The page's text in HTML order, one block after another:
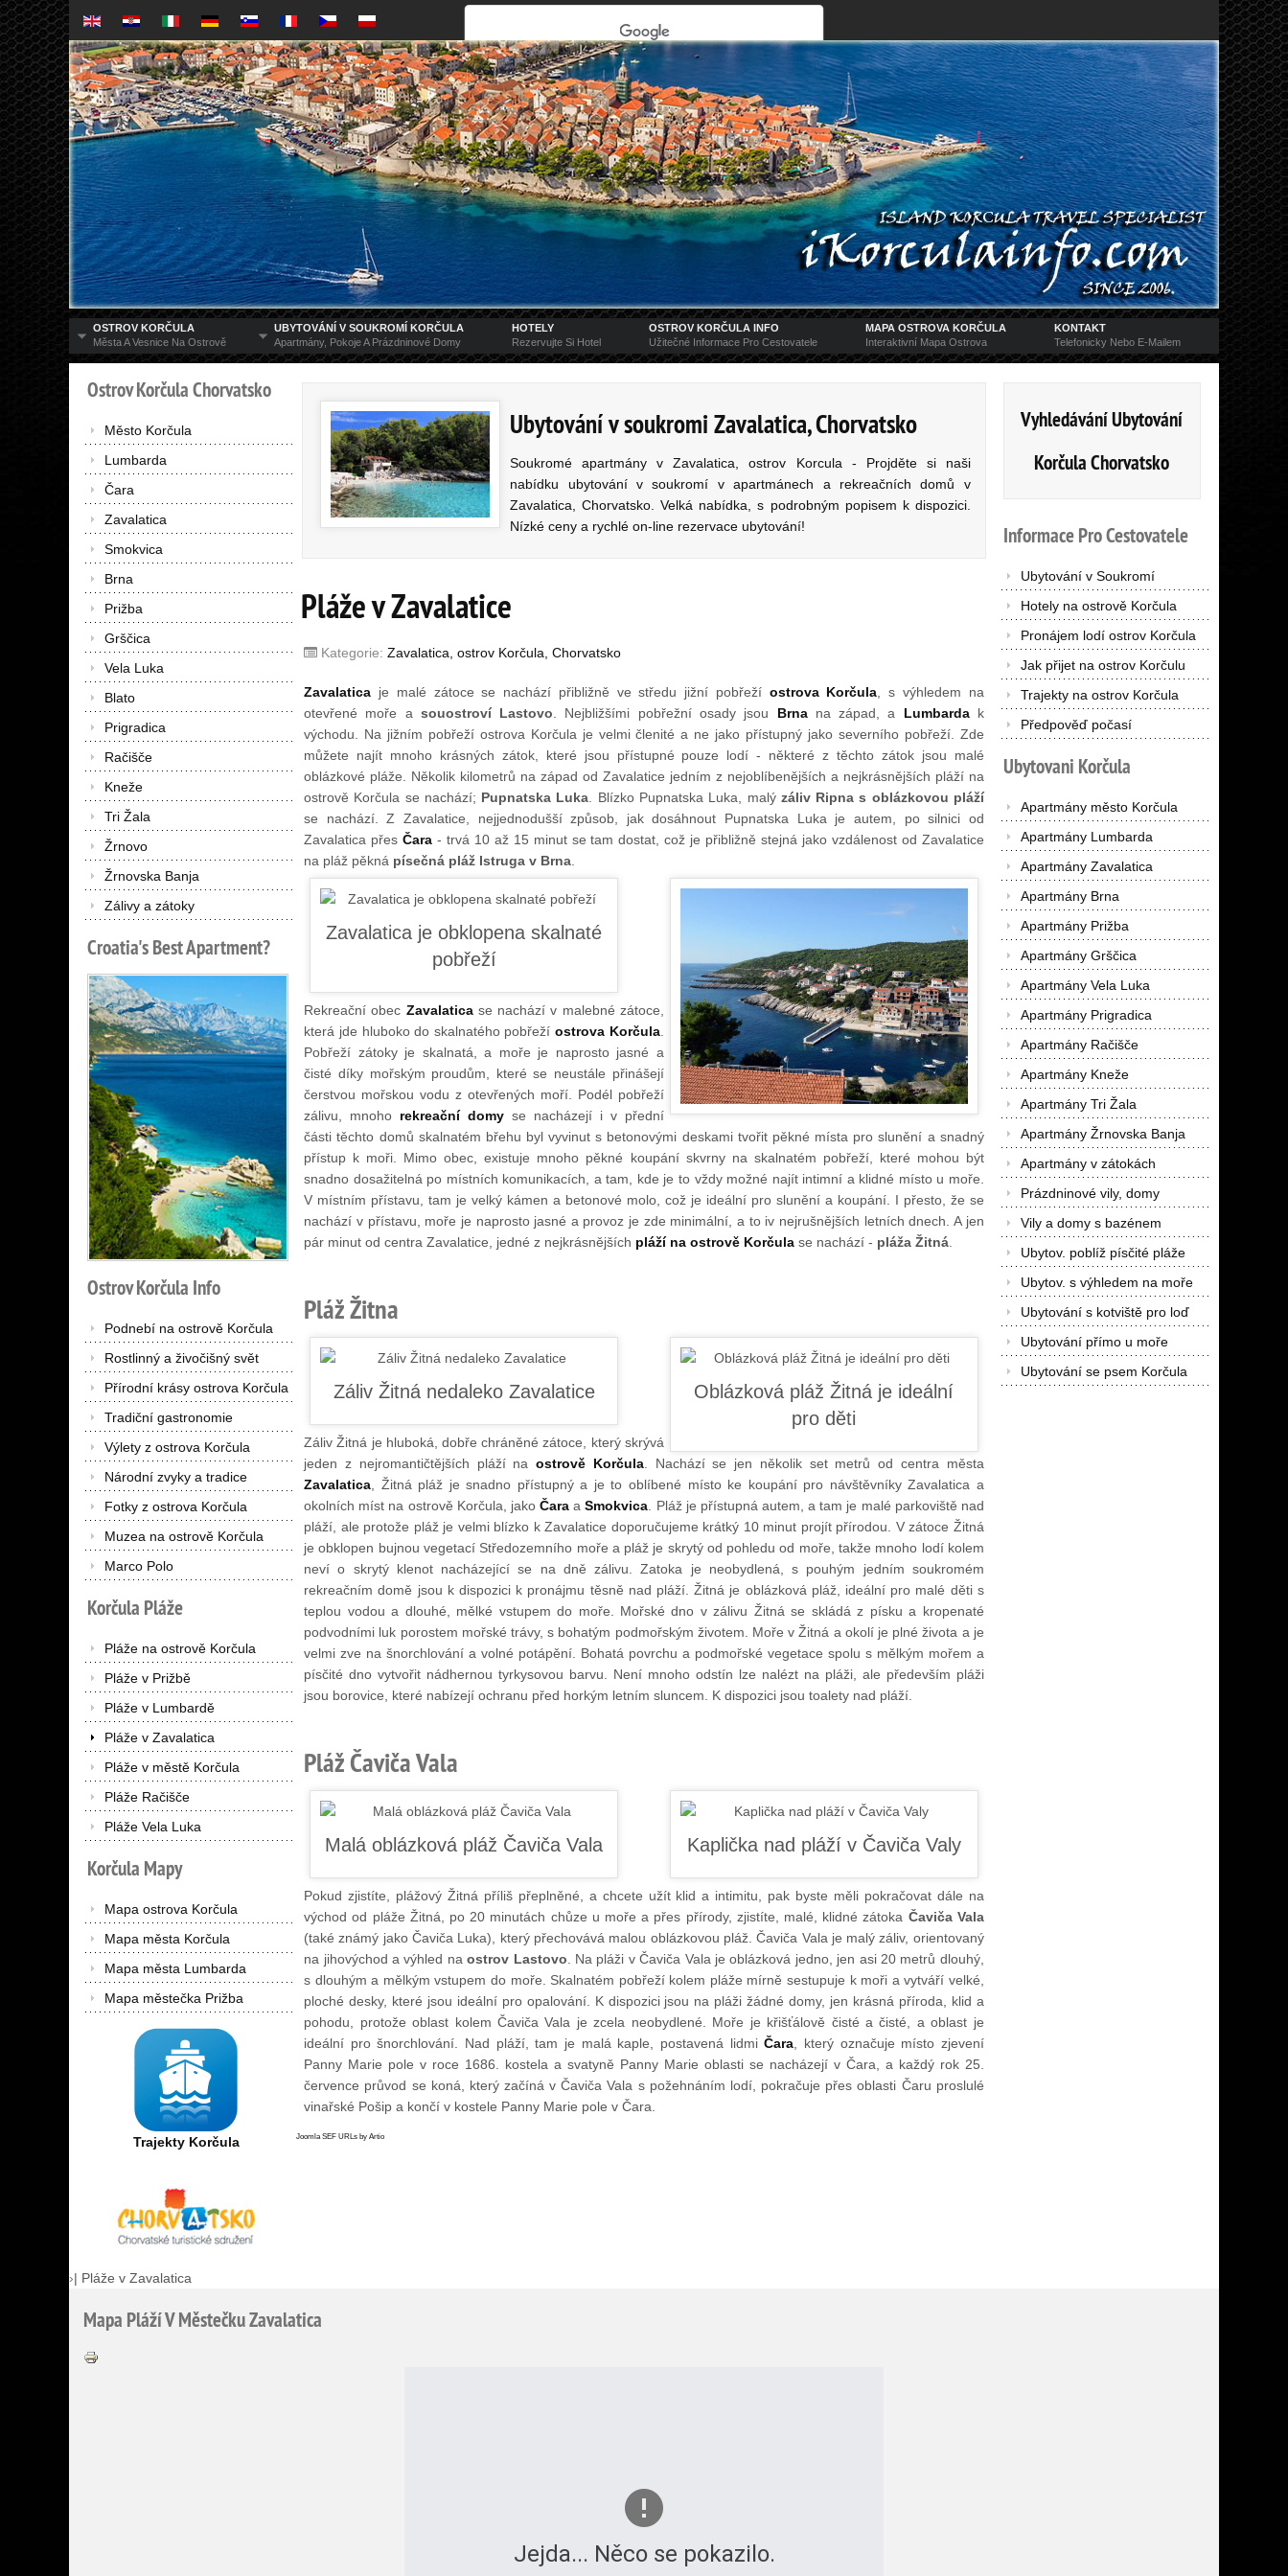
OSTROV KORČULA
Města A Vesnice Na Ostrově
UBYTOVÁNÍ V SOUKROMÍ KORČULA
Apartmány, Pokoje A Prázdninové Domy
HOTELY
Rezervujte Si Hotel
OSTROV KORČULA INFO
Užitečné Informace Pro Cestovatele
MAPA OSTROVA KORČULA
Interaktivní Mapa Ostrova
KONTAKT
Telefonicky Nebo E-Mailem
OstrovKorčulaChorvatsko
Město Korčula
Lumbarda
Čara
Zavalatica
Smokvica
Brna
Prižba
Grščica
Vela Luka
Blato
Prigradica
Račišče
Kneže
Tri Žala
Žrnovo
Žrnovska Banja
Zálivy a zátoky
Croatia'sBestApartment?
OstrovKorčula Info
Podnebí na ostrově Korčula
Rostlinný a živočišný svět
Přírodní krásy ostrova Korčula
Tradiční gastronomie
Výlety z ostrova Korčula
Národní zvyky a tradice
Fotky z ostrova Korčula
Muzea na ostrově Korčula
Marco Polo
Korčula Pláže
Pláže na ostrově Korčula
Pláže v Prižbě
Pláže v Lumbardě
Pláže v Zavalatica
Pláže v městě Korčula
Pláže Račišče
Pláže Vela Luka
Korčula Mapy
Mapa ostrova Korčula
Mapa města Korčula
Mapa města Lumbarda
Mapa městečka Prižba
Trajekty Korčula
Ubytování v soukromi Zavalatica, Chorvatsko
Soukromé apartmány v Zavalatica, ostrov Korcula - Projděte si naši
nabídku ubytování v soukromí v apartmánech a rekreačních domů v
Zavalatica, Chorvatsko. Velká nabídka, s podrobným popisem k dispozici.
Nízké ceny a rychlé on-line rezervace ubytování!
Pláže v Zavalatice
Kategorie:Zavalatica, ostrov Korčula, Chorvatsko
Zavalatica je malé zátoce se nachází přibližně ve středu jižní pobřeží ostrova Korčula , s výhledem na
otevřené moře a souostroví Lastovo . Nejbližšími pobřežní osady jsou Brnana západ, a Lumbardak
východu. Na jižním pobřeží ostrova Korčula je velmi členité a ne jako přístupný jako severního pobřeží. Zde
můžete najít mnoho krásných zátok, které jsou přístupné pouze lodí - některé z těchto zátok jsou malé
oblázkové pláže. Několik kilometrů na západ od Zavalatice jedním z nejoblíbenějších a nejkrásnějších pláží na
ostrově Korčula se nachází; Pupnatska Luka . Blízko Pupnatska Luka, malý záliv Ripna s oblázkovou pláží
se nachází. Z Zavalatice, nejjednodušší způsob, jak dosáhnout Pupnatska Luka je autem, po silnici od
Zavalatica přesČara - trvá 10 až 15 minut se tam dostat, což je přibližně stejná jako vzdálenost od Zavalatice
na pláž pěkná písečná pláž Istruga v Brna
Rekreační obec Zavalaticase nachází v malebné zátoce,
která jde hluboko do skalnatého pobřežíostrova Korčula.
Pobřeží zátoky je skalnatá, a moře je naprosto jasné a
čisté díky mořským proudům, které se neustále přinášejí
čerstvou mořskou vodu z otevřených moří. Podél pobřeží
zálivu, mnoho rekreační domy se nacházejí i v přední
části těchto domů skalnatém břehu byl vyvinut s betonovými deskami tvořit pěkné místa pro slunění a snadný
přístup k moři. Mimo obec, existuje mnoho pěkné koupání skvrny na skalnatém pobřeží, které mohou být
snadno dosažitelná po místních komunikacích, a tam, kde je to vždy možné najít intimní a klidné místo u moře.
V místním přístavu, tam je velký kámen a betonové molo, což je ideální pro slunění a koupání. I přesto, že se
nachází v přístavu, moře je naprosto jasné a provoz je zde minimální, a to iv nejrušnějších letních dnech. A jen
pár minut od centra Zavalatice, jedné z nejkrásnějších pláží na ostrově Korčula se nachází - pláža Žitná
Pláž Žitna
Záliv Žitná je hluboká, dobře chráněné zátoce, který skrývá
jeden z nejromantičtějších pláží naostrově Korčula. Nachází se jen několik set metrů od centra města
Zavalatica , Žitná pláž je snadno přístupný a je to oblíbené místo ke koupání pro návštěvníky Zavalatica a
okolních míst na ostrově Korčula, jakoČara aSmokvica . Pláž je přístupná autem, a tam je malé parkoviště nad
pláží, ale protože pláž je velmi blízko k Zavalatice doporučujeme krátký 10 minut projít přírodou. V zátoce Žitná
je obklopen bujnou vegetací Středozemního moře a pláž je skrytý od pohledu od moře, takže mnoho lodí kolem
neví o skrytý klenot nacházející se na dně zálivu. Zatoka je neobydlená, s pouhým jedním soukromém
rekreačním domě jsou k dispozici k pronájmu těsně nad pláží. Žitná je oblázková pláž, ideální pro malé děti s
teplou vodou a dlouhé, mělké vstupem do moře. Mořské dno v zálivu Žitná se skládá z písku a kropenaté
podvodními luk porostem mořské trávy, s bohatým podmořským životem. Moře v Žitná a okolí je plné života a je
velmi zve na šnorchlování a volné potápění. Bohatá povrchu a podmořské vegetace spolu s mělkým mořem a
písčité dno vytvořit nádhernou tyrkysovou barvu. Není mnoho odstín lze nalézt na pláži, ale především pláži
jsou borovice, které nabízejí ochranu před horkým letním sluncem. K dispozici jsou toalety nad pláží.
Pláž Čaviča Vala
Pokud zjistíte, plážový Žitná příliš přeplněné, a chcete užít klid a intimitu, pak byste měli pokračovat dále na
východ od pláže Žitná, po 20 minutách chůze u moře a přes přírody, zjistíte, malé, klidné zátoka Čaviča Vala
(také známý jako Čaviča Luka), který přechovává malou oblázkovou pláž. Čaviča Vala je malý záliv, orientovaný
na jihovýchod a výhled naostrov Lastovo . Na pláži v Čaviča Vala je oblázková jedno, jen asi 20 metrů dlouhý,
s dlouhým a mělkým vstupem do moře. Skalnatém pobřeží kolem pláže mírně sestupuje k moři a vytváří velké,
ploché desky, které jsou ideální pro opalování. K dispozici jsou na pláži žádné domy, jen krásná příroda, klid a
pohodu, protože oblast kolem Čaviča Vala je zcela neobydlené. Moře je křišťálově čisté a čisté, a oblast je
ideální pro šnorchlování. Nad pláží, tam je malá kaple, postavená lidmiČara , který označuje místo zjevení
Panny Marie pole v roce 1686. kostela a svatyně Panny Marie oblasti se nacházejí v Čara, a každý rok 25.
července průvod se koná, který začíná v Čaviča Vala s požehnáním lodí, pokračuje přes oblasti Čaru proslulé
vinařské Pošip a končí v kostele Panny Marie pole v Čara.
Joomla SEF URLs by Artio
Vyhledávání Ubytování
Korčula Chorvatsko
InformaceProCestovatele
Ubytování v Soukromí
Hotely na ostrově Korčula
Pronájem lodí ostrov Korčula
Jak přijet na ostrov Korčulu
Trajekty na ostrov Korčula
Předpověď počasí
Ubytovani Korčula
Apartmány město Korčula
Apartmány Lumbarda
Apartmány Zavalatica
Apartmány Brna
Apartmány Prižba
Apartmány Grščica
Apartmány Vela Luka
Apartmány Prigradica
Apartmány Račišče
Apartmány Kneže
Apartmány Tri Žala
Apartmány Žrnovska Banja
Apartmány v zátokách
Prázdninové vily, domy
Vily a domy s bazénem
Ubytov. poblíž písčité pláže
Ubytov. s výhledem na moře
Ubytování s kotviště pro loď
Ubytování přímo u moře
Ubytování se psem Korčula
›| Pláže v Zavalatica
Mapa PlážíVMěstečkuZavalatica
Jejda... Něco se pokazilo.
Na této stránce nelze Mapy Google správně
načíst.
Vlastníte tento web? OK